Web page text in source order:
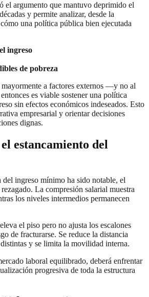
el argumento que mantuvo deprimido el
y permite analizar, desde la
una política pública bien ejecutada
ingreso
de pobreza
a factores externos —y no al
es viable sostener una política
sin efectos económicos indeseados. Esto
empresarial y orientar decisiones
dignas.
estancamiento del
ingreso mínimo ha sido notable, el
La compresión salarial muestra
los niveles intermedios permanecen
el piso pero no ajusta los escalones
de fracturarse. Se reduce la distancia
y se limita la movilidad interna.
laboral equilibrado, deberá enfrentar
progresiva de toda la estructura